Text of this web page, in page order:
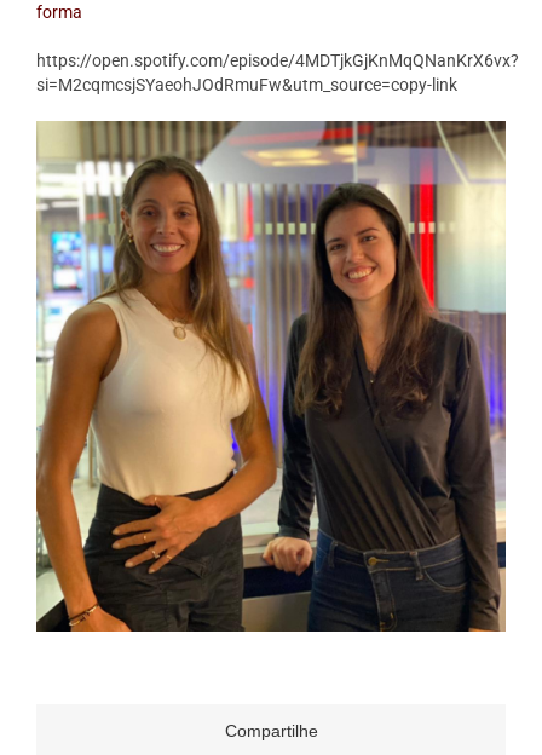
forma
https://open.spotify.com/episode/4MDTjkGjKnMqQNanKrX6vx?
si=M2cqmcsjSYaeohJOdRmuFw&utm_source=copy-link
Compartilhe